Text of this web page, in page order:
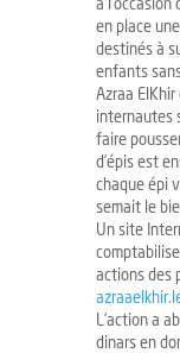
en place
destinés à
enfants
Azraa
internautes
faire
d’épis est
chaque épi
semait le
Un site
actions des
L’action a
dinars en